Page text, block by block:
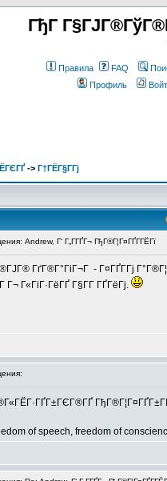
ГђГ
Правила FAQ
Профиль
-> Г†ГЁГ§Г­Гј
Andrew, Г‘ Г„Г­ГҐГ¬ ГђГ®Г¦Г¤ГҐГ­ГЁГї
ГґГ®Г°ГіГ¬Г - Г¤ГҐГ­Гј
Г¬ Г«ГіГ·ГёГҐ Г§Г­Г ГҐГёГј.
of speech, freedom of